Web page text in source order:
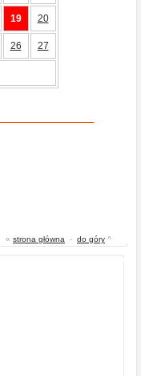
19 20
26 27
« strona główna - do góry ^